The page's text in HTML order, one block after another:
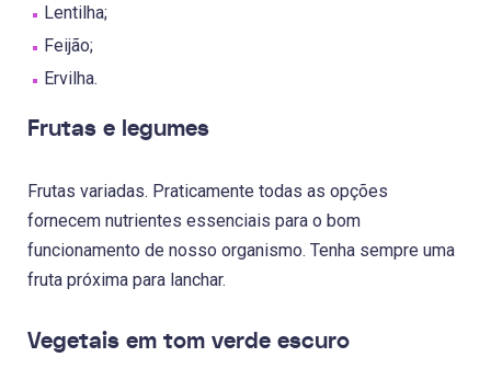
Lentilha;
Feijão;
Ervilha.
Frutas e legumes
Frutas variadas. Praticamente todas as opções
fornecem nutrientes essenciais para o bom
funcionamento de nosso organismo. Tenha sempre uma
fruta próxima para lanchar.
Vegetais em tom verde escuro